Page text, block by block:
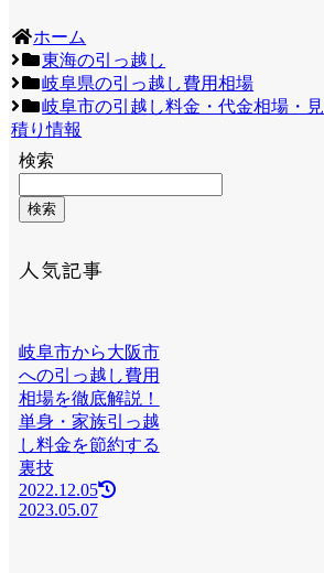
ホーム
東海の引っ越し
岐阜県の引っ越し費用相場
岐阜市の引越し料金・代金相場・見
積り情報
検索
検索
人気記事
岐阜市から大阪市
への引っ越し費用
相場を徹底解説！
単身・家族引っ越
し料金を節約する
裏技
2022.12.05
2023.05.07